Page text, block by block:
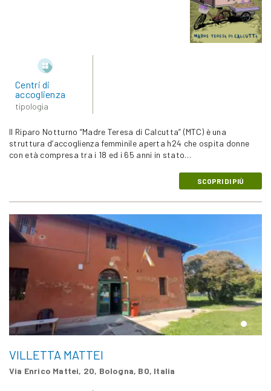
Centri di
accoglienza
tipologia
Il Riparo Notturno “Madre Teresa di Calcutta” (MTC) è una
struttura d’accoglienza femminile aperta h24 che ospita donne
con età compresa tra i 18 ed i 65 anni in stato…
SCOPRI DI PIÙ
VILLETTA MATTEI
Via Enrico Mattei, 20, Bologna, BO, Italia